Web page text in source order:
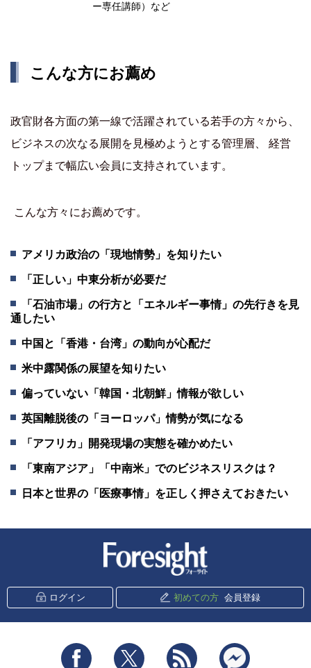
ー専任講師）など
こんな方にお薦め
政官財各方面の第一線で活躍されている若手の方々から、
ビジネスの次なる展開を見極めようとする管理層、 経営
トップまで幅広い会員に支持されています。
こんな方々にお薦めです。
アメリカ政治の「現地情勢」を知りたい
「正しい」中東分析が必要だ
「石油市場」の行方と「エネルギー事情」の先行きを見
通したい
中国と「香港・台湾」の動向が心配だ
米中露関係の展望を知りたい
偏っていない「韓国・北朝鮮」情報が欲しい
英国離脱後の「ヨーロッパ」情勢が気になる
「アフリカ」開発現場の実態を確かめたい
「東南アジア」「中南米」でのビジネスリスクは？
日本と世界の「医療事情」を正しく押さえておきたい
ログイン 初めての方 会員登録
Facebook Twitter RSS